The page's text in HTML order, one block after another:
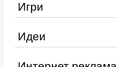
Игри
Идеи